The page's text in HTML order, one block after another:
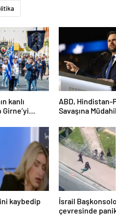
kanlı
Girne’yi
ABD, Hindistan-
Savaşına
kaybedip
İsrail
çevresinde